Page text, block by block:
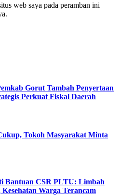
web saya pada peramban ini
Gorut Tambah Penyertaan
Perkuat Fiskal Daerah
Tokoh Masyarakat Minta
Bantuan CSR PLTU: Limbah
Warga Terancam